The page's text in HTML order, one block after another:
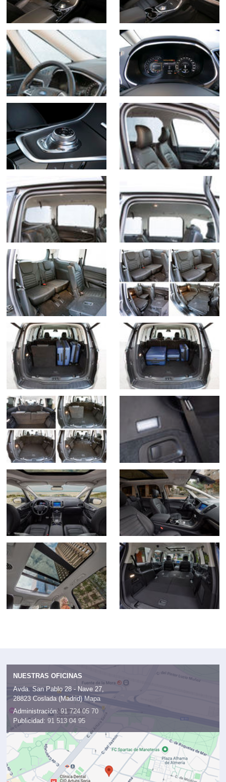
NUESTRAS OFICINAS
Avda. San Pablo 28 - Nave 27,
28823 Coslada (Madrid) Mapa
Administración: 91 724 05 70
Publicidad: 91 513 04 95